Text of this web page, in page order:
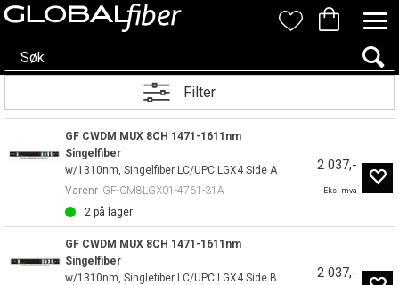
Filter
GF CWDM MUX 8CH 1471-1611nm
Singelfiber
w/1310nm, Singelfiber LC/UPC LGX4 Side A
Varenr GF-CM8LGX01-4761-31A
2 på lager
2 037,-
Eks. mva
GF CWDM MUX 8CH 1471-1611nm
Singelfiber
w/1310nm, Singlefiber LC/UPC LGX4 Side B
2 037,-